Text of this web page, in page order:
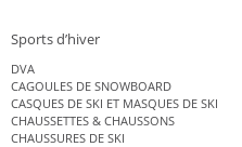
Sports d’hiver
DVA
CAGOULES DE SNOWBOARD
CASQUES DE SKI ET MASQUES DE SKI
CHAUSSETTES & CHAUSSONS
CHAUSSURES DE SKI